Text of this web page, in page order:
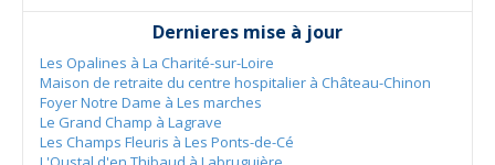
Dernieres mise à jour
Les Opalines à La Charité-sur-Loire
Maison de retraite du centre hospitalier à Château-Chinon
Foyer Notre Dame à Les marches
Le Grand Champ à Lagrave
Les Champs Fleuris à Les Ponts-de-Cé